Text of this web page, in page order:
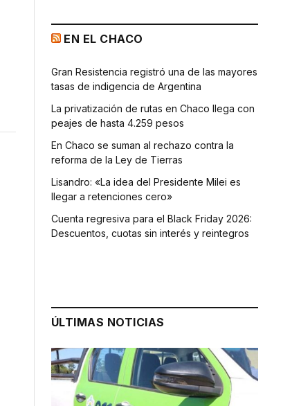
EN EL CHACO
Gran Resistencia registró una de las mayores
tasas de indigencia de Argentina
La privatización de rutas en Chaco llega con
peajes de hasta 4.259 pesos
En Chaco se suman al rechazo contra la
reforma de la Ley de Tierras
Lisandro: «La idea del Presidente Milei es
llegar a retenciones cero»
Cuenta regresiva para el Black Friday 2026:
Descuentos, cuotas sin interés y reintegros
ÚLTIMAS NOTICIAS